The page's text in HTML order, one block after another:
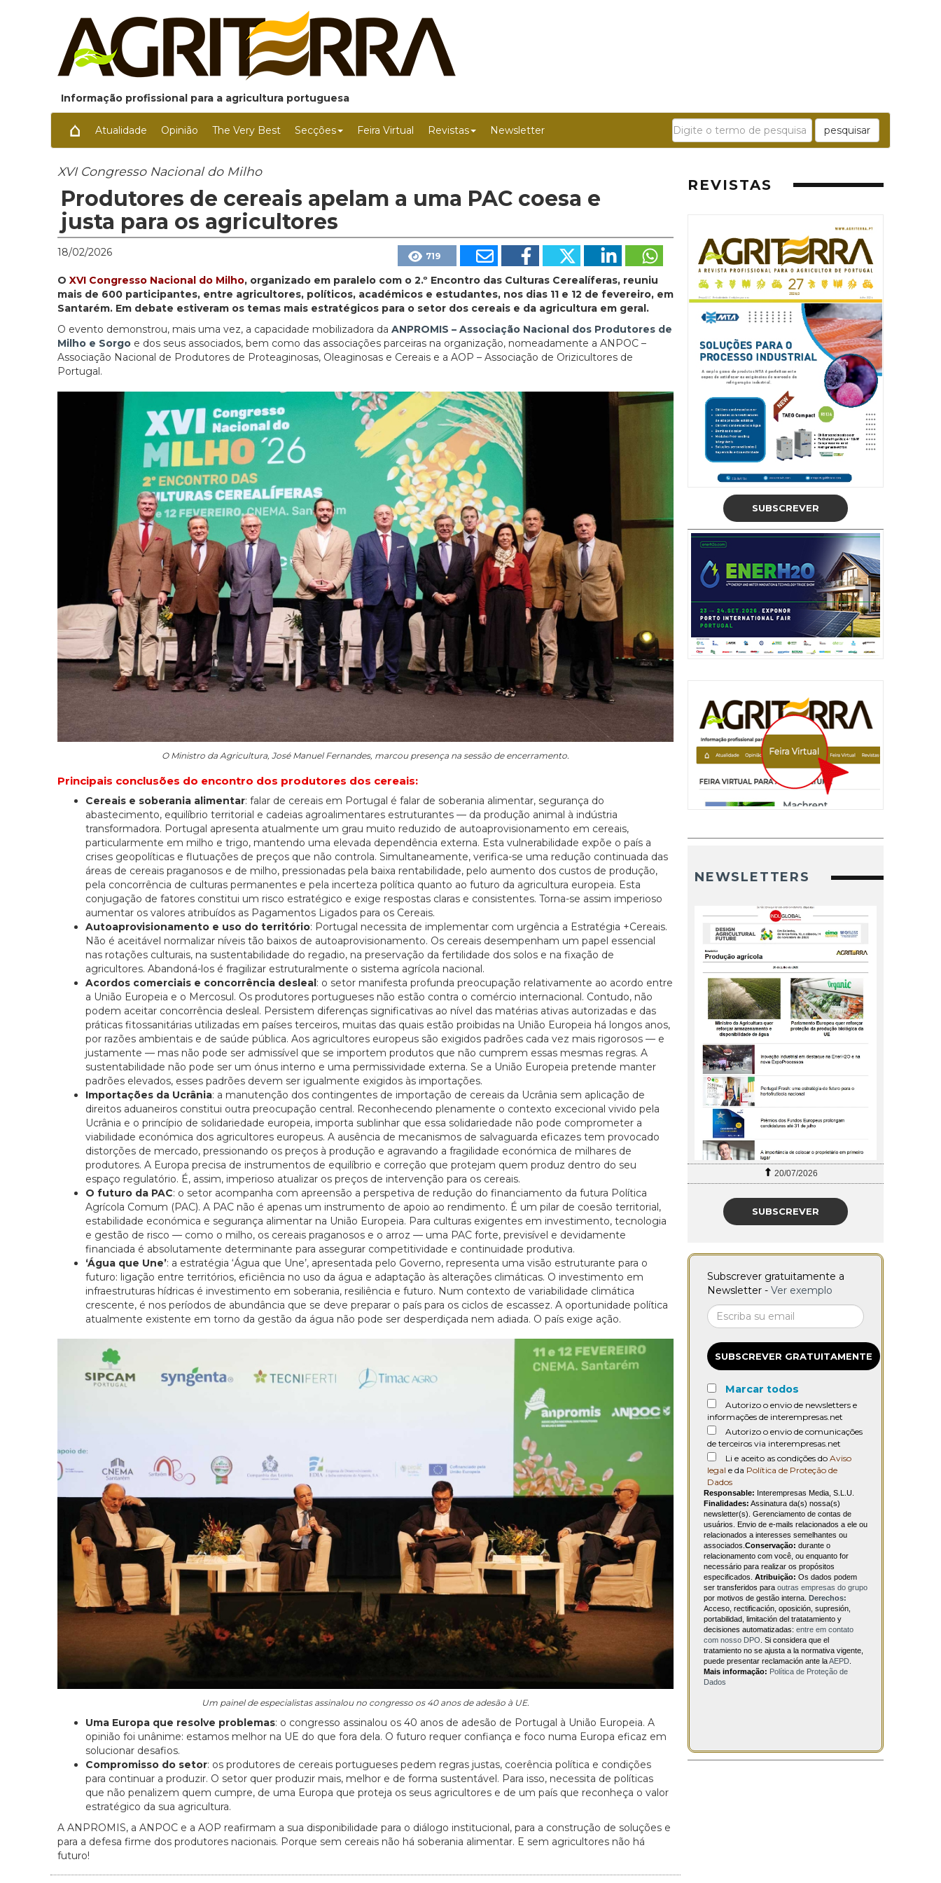
Informação profissional para a agricultura portuguesa
Atualidade Opinião The Very Best Secções Feira Virtual Revistas Newsletter pesquisar
XVI Congresso Nacional do Milho
Produtores de cereais apelam a uma PAC coesa e
justa para os agricultores
18/02/2026 719
O XVI Congresso Nacional do Milho, organizado em paralelo com o 2.º Encontro das Culturas Cerealíferas, reuniu
mais de 600 participantes, entre agricultores, políticos, académicos e estudantes, nos dias 11 e 12 de fevereiro, em
Santarém. Em debate estiveram os temas mais estratégicos para o setor dos cereais e da agricultura em geral.
O evento demonstrou, mais uma vez, a capacidade mobilizadora da ANPROMIS – Associação Nacional dos Produtores de
Milho e Sorgo e dos seus associados, bem como das associações parceiras na organização, nomeadamente a ANPOC –
Associação Nacional de Produtores de Proteaginosas, Oleaginosas e Cereais e a AOP – Associação de Orizicultores de
Portugal.
O Ministro da Agricultura, José Manuel Fernandes, marcou presença na sessão de encerramento.
Principais conclusões do encontro dos produtores dos cereais:
Cereais e soberania alimentar: falar de cereais em Portugal é falar de soberania alimentar, segurança do
abastecimento, equilíbrio territorial e cadeias agroalimentares estruturantes — da produção animal à indústria
transformadora. Portugal apresenta atualmente um grau muito reduzido de autoaprovisionamento em cereais,
particularmente em milho e trigo, mantendo uma elevada dependência externa. Esta vulnerabilidade expõe o país a
crises geopolíticas e flutuações de preços que não controla. Simultaneamente, verifica-se uma redução continuada das
áreas de cereais praganosos e de milho, pressionadas pela baixa rentabilidade, pelo aumento dos custos de produção,
pela concorrência de culturas permanentes e pela incerteza política quanto ao futuro da agricultura europeia. Esta
conjugação de fatores constitui um risco estratégico e exige respostas claras e consistentes. Torna-se assim imperioso
aumentar os valores atribuídos as Pagamentos Ligados para os Cereais.
Autoaprovisionamento e uso do território: Portugal necessita de implementar com urgência a Estratégia +Cereais.
Não é aceitável normalizar níveis tão baixos de autoaprovisionamento. Os cereais desempenham um papel essencial
nas rotações culturais, na sustentabilidade do regadio, na preservação da fertilidade dos solos e na fixação de
agricultores. Abandoná-los é fragilizar estruturalmente o sistema agrícola nacional.
Acordos comerciais e concorrência desleal: o setor manifesta profunda preocupação relativamente ao acordo entre
a União Europeia e o Mercosul. Os produtores portugueses não estão contra o comércio internacional. Contudo, não
podem aceitar concorrência desleal. Persistem diferenças significativas ao nível das matérias ativas autorizadas e das
práticas fitossanitárias utilizadas em países terceiros, muitas das quais estão proibidas na União Europeia há longos anos,
por razões ambientais e de saúde pública. Aos agricultores europeus são exigidos padrões cada vez mais rigorosos — e
justamente — mas não pode ser admissível que se importem produtos que não cumprem essas mesmas regras. A
sustentabilidade não pode ser um ónus interno e uma permissividade externa. Se a União Europeia pretende manter
padrões elevados, esses padrões devem ser igualmente exigidos às importações.
Importações da Ucrânia: a manutenção dos contingentes de importação de cereais da Ucrânia sem aplicação de
direitos aduaneiros constitui outra preocupação central. Reconhecendo plenamente o contexto excecional vivido pela
Ucrânia e o princípio de solidariedade europeia, importa sublinhar que essa solidariedade não pode comprometer a
viabilidade económica dos agricultores europeus. A ausência de mecanismos de salvaguarda eficazes tem provocado
distorções de mercado, pressionando os preços à produção e agravando a fragilidade económica de milhares de
produtores. A Europa precisa de instrumentos de equilíbrio e correção que protejam quem produz dentro do seu
espaço regulatório. É, assim, imperioso atualizar os preços de intervenção para os cereais.
O futuro da PAC: o setor acompanha com apreensão a perspetiva de redução do financiamento da futura Política
Agrícola Comum (PAC). A PAC não é apenas um instrumento de apoio ao rendimento. É um pilar de coesão territorial,
estabilidade económica e segurança alimentar na União Europeia. Para culturas exigentes em investimento, tecnologia
e gestão de risco — como o milho, os cereais praganosos e o arroz — uma PAC forte, previsível e devidamente
financiada é absolutamente determinante para assegurar competitividade e continuidade produtiva.
‘Água que Une’: a estratégia ‘Água que Une’, apresentada pelo Governo, representa uma visão estruturante para o
futuro: ligação entre territórios, eficiência no uso da água e adaptação às alterações climáticas. O investimento em
infraestruturas hídricas é investimento em soberania, resiliência e futuro. Num contexto de variabilidade climática
crescente, é nos períodos de abundância que se deve preparar o país para os ciclos de escassez. A oportunidade política
atualmente existente em torno da gestão da água não pode ser desperdiçada nem adiada. O país exige ação.
Um painel de especialistas assinalou no congresso os 40 anos de adesão à UE.
Uma Europa que resolve problemas: o congresso assinalou os 40 anos de adesão de Portugal à União Europeia. A
opinião foi unânime: estamos melhor na UE do que fora dela. O futuro requer confiança e foco numa Europa eficaz em
solucionar desafios.
Compromisso do setor: os produtores de cereais portugueses pedem regras justas, coerência política e condições
para continuar a produzir. O setor quer produzir mais, melhor e de forma sustentável. Para isso, necessita de políticas
que não penalizem quem cumpre, de uma Europa que proteja os seus agricultores e de um país que reconheça o valor
estratégico da sua agricultura.
A ANPROMIS, a ANPOC e a AOP reafirmam a sua disponibilidade para o diálogo institucional, para a construção de soluções e
para a defesa firme dos produtores nacionais. Porque sem cereais não há soberania alimentar. E sem agricultores não há
futuro!
REVISTAS
SUBSCREVER
NEWSLETTERS
20/07/2026 20/07/2026
SUBSCREVER
Subscrever gratuitamente a
Newsletter - Ver exemplo
SUBSCREVER GRATUITAMENTE
Marcar todos
Autorizo o envio de newsletters e
informações de interempresas.net
Autorizo o envio de comunicações
de terceiros via interempresas.net
Li e aceito as condições do Aviso
legal e da Política de Proteção de
Dados
Responsable: Interempresas Media, S.L.U.
Finalidades: Assinatura da(s) nossa(s)
newsletter(s). Gerenciamento de contas de
usuários. Envio de e-mails relacionados a ele ou
relacionados a interesses semelhantes ou
associados. Conservação: durante o
relacionamento com você, ou enquanto for
necessário para realizar os propósitos
especificados. Atribuição: Os dados podem
ser transferidos para outras empresas do grupo
por motivos de gestão interna. Derechos:
Acceso, rectificación, oposición, supresión,
portabilidad, limitación del tratatamiento y
decisiones automatizadas: entre em contato
com nosso DPO . Si considera que el
tratamiento no se ajusta a la normativa vigente,
puede presentar reclamación ante laAEPD
Mais informação: Política de Proteção de
Dados